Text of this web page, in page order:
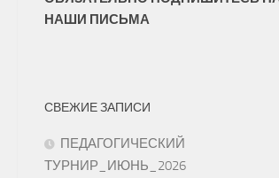
НАШИ ПИСЬМА
СВЕЖИЕ ЗАПИСИ
ПЕДАГОГИЧЕСКИЙ
ТУРНИР_ИЮНЬ_2026